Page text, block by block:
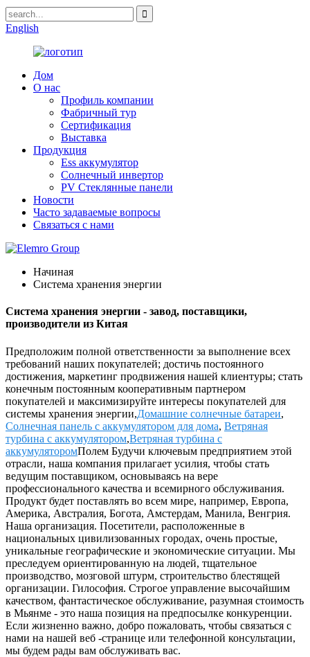
English
Дом
О нас
Профиль компании
Фабричный тур
Сертификация
Выставка
Продукция
Ess аккумулятор
Солнечный инвертор
PV Стеклянные панели
Новости
Часто задаваемые вопросы
Связаться с нами
Начиная
Система хранения энергии
Система хранения энергии - завод, поставщики,
производители из Китая
Предположим полной ответственности за выполнение всех
требований наших покупателей; достичь постоянного
достижения, маркетинг продвижения нашей клиентуры; стать
конечным постоянным кооперативным партнером
покупателей и максимизируйте интересы покупателей для
системы хранения энергии,Домашние солнечные батареи,
Солнечная панель с аккумулятором для дома, Ветряная
турбина с аккумулятором,Ветряная турбина с
аккумуляторомПолем Будучи ключевым предприятием этой
отрасли, наша компания прилагает усилия, чтобы стать
ведущим поставщиком, основываясь на вере
профессионального качества и всемирного обслуживания.
Продукт будет поставлять во всем мире, например, Европа,
Америка, Австралия, Богота, Амстердам, Манила, Венгрия.
Наша организация. Посетители, расположенные в
национальных цивилизованных городах, очень простые,
уникальные географические и экономические ситуации. Мы
преследуем ориентированную на людей, тщательное
производство, мозговой штурм, строительство блестящей
организации. Гилософия. Строгое управление высочайшим
качеством, фантастическое обслуживание, разумная стоимость
в Мьянме - это наша позиция на предпосылке конкуренции.
Если жизненно важно, добро пожаловать, чтобы связаться с
нами на нашей веб -странице или телефонной консультации,
мы будем рады вам обслуживать вас.